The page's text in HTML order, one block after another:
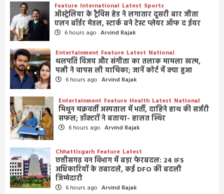
Feature International Latest Sports
ऑस्ट्रेलिया के ट्रैविस हेड ने लगातार दूसरी बार जीता
एलन बॉर्डर मेडल, स्टार्क बने टेस्ट प्लेयर ऑफ द ईयर
6 hours ago Arvind Rajak
Entertainment Feature Latest National
थलपति विजय और संगीता का तलाक मामला खत्म,
पत्नी ने वापस ली याचिका; जानें कोर्ट में क्या हुआ
6 hours ago Arvind Rajak
Entertainment Feature Health Latest National
मिथुन चक्रवर्ती अस्पताल में भर्ती, दाहिने हाथ की सर्जरी
सफल; डॉक्टरों ने बताया- हालत स्थिर
6 hours ago Arvind Rajak
Chhattisgarh Feature Latest
छत्तीसगढ़ वन विभाग में बड़ा फेरबदल: 24 IFS
अधिकारियों के तबादले, कई DFO की बदली
जिम्मेदारी
6 hours ago Arvind Rajak